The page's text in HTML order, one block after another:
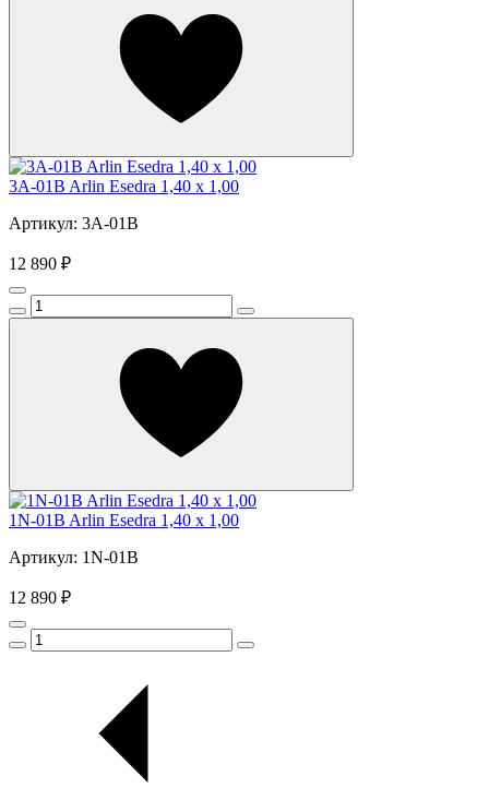
3A-01B Arlin Esedra 1,40 х 1,00
Артикул: 3A-01B
12 890 ₽
1N-01B Arlin Esedra 1,40 х 1,00
Артикул: 1N-01B
12 890 ₽